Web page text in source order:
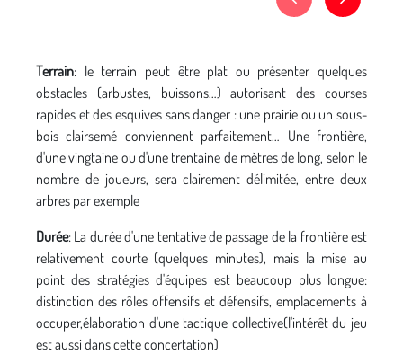
Terrain: le terrain peut être plat ou présenter quelques
obstacles (arbustes, buissons…) autorisant des courses
rapides et des esquives sans danger : une prairie ou un sous-
bois clairsemé conviennent parfaitement… Une frontière,
d'une vingtaine ou d'une trentaine de mètres de long, selon le
nombre de joueurs, sera clairement délimitée, entre deux
arbres par exemple
Durée: La durée d'une tentative de passage de la frontière est
relativement courte (quelques minutes), mais la mise au
point des stratégies d'équipes est beaucoup plus longue:
distinction des rôles offensifs et défensifs, emplacements à
occuper,élaboration d'une tactique collective(l'intérêt du jeu
est aussi dans cette concertation)